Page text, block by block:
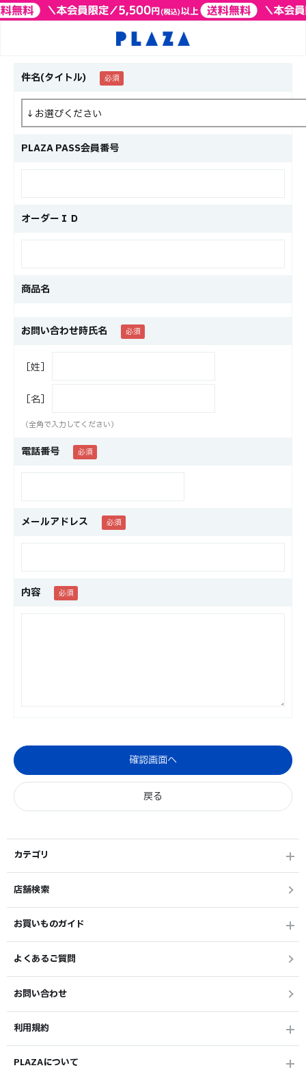
件名(タイトル)
PLAZA PASS会員番号
オーダーＩＤ
商品名
お問い合わせ時氏名
［姓］
［名］
（全角で入力してください）
電話番号
メールアドレス
内容
カテゴリ
店舗検索
お買いものガイド
よくあるご質問
お問い合わせ
利用規約
PLAZAについて